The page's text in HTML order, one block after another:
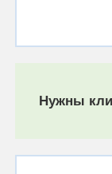
Нужны